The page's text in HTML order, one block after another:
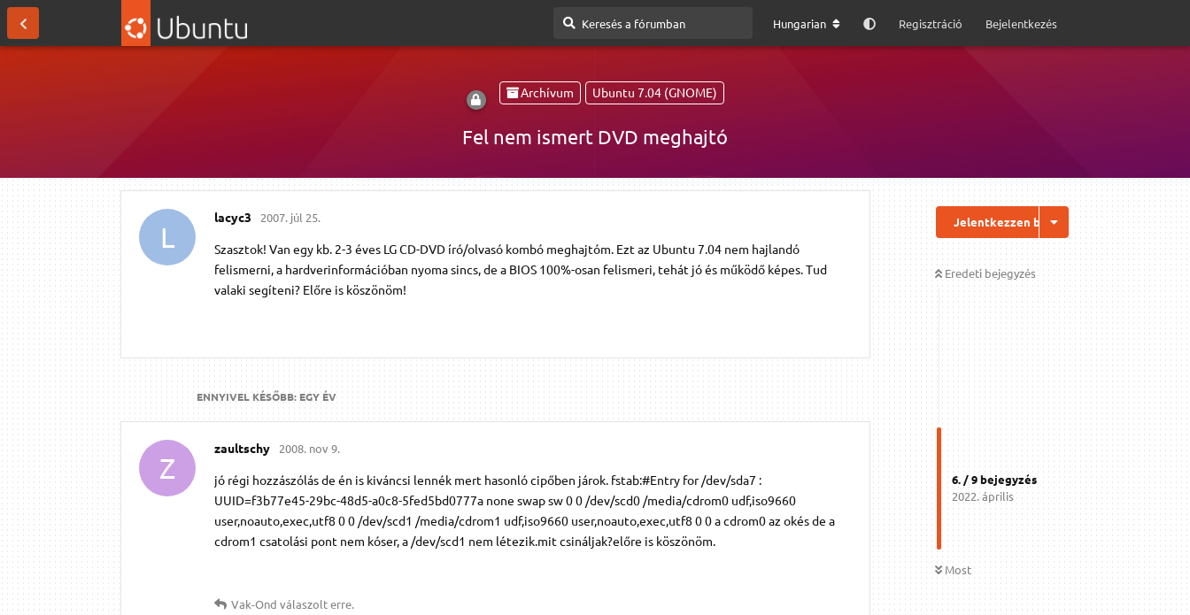
Hungarian Regisztráció Bejelentkezés
Archívum Ubuntu 7.04 (GNOME)
Fel nem ismert DVD meghajtó
Jelentkezzen be a válaszhoz
Eredeti bejegyzés
6. /9bejegyzés
2022. április
Most
L
lacyc3 2007. júl 25.
Szasztok! Van egy kb. 2-3 éves LG CD-DVD író/olvasó kombó meghajtóm. Ezt az Ubuntu 7.04 nem hajlandó
felismerni, a hardverinformációban nyoma sincs, de a BIOS 100%-osan felismeri, tehát jó és működő képes. Tud
valaki segíteni? Előre is köszönöm!
ENNYIVEL KÉSŐBB:EGY ÉV
Z
zaultschy 2008. nov 9.
jó régi hozzászólás de én is kiváncsi lennék mert hasonló cipőben járok. fstab:#Entry for /dev/sda7 :
UUID=f3b77e45-29bc-48d5-a0c8-5fed5bd0777a none swap sw 0 0 /dev/scd0 /media/cdrom0 udf,iso9660
user,noauto,exec,utf8 0 0 /dev/scd1 /media/cdrom1 udf,iso9660 user,noauto,exec,utf8 0 0 a cdrom0 az okés de a
cdrom1 csatolási pont nem kóser, a /dev/scd1 nem létezik.mit csináljak?előre is köszönöm.
Vak-Ond válaszolt erre.